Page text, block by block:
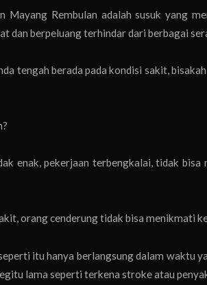
Mayang Rembulan adalah susuk yang
dan berpeluang terhindar dari berbagai
tengah berada pada kondisi sakit,
enak, pekerjaan terbengkalai, tidak
orang cenderung tidak bisa menikmati
itu hanya berlangsung dalam waktu
lama seperti terkena stroke atau